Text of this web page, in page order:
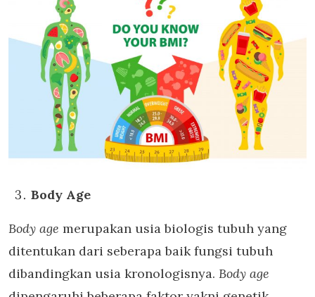
Body Age
Body age merupakan usia biologis tubuh yang
ditentukan dari seberapa baik fungsi tubuh
dibandingkan usia kronologisnya. Body age